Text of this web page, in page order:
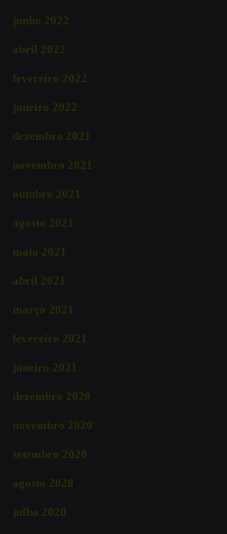
junho 2022
abril 2022
fevereiro 2022
janeiro 2022
dezembro 2021
novembro 2021
outubro 2021
agosto 2021
maio 2021
abril 2021
março 2021
fevereiro 2021
janeiro 2021
dezembro 2020
novembro 2020
setembro 2020
agosto 2020
julho 2020